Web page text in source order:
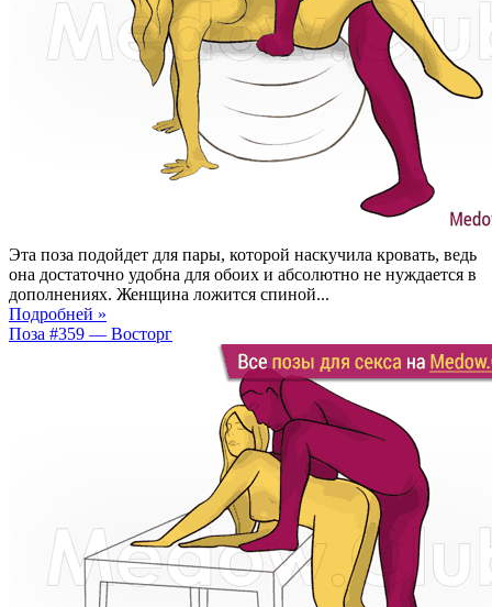
Эта поза подойдет для пары, которой наскучила кровать, ведь
она достаточно удобна для обоих и абсолютно не нуждается в
дополнениях. Женщина ложится спиной...
Подробней »
Поза #359 — Восторг